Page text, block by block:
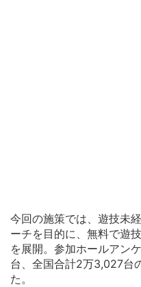
今回の施策では、遊技未
ーチを目的に、無料で遊
を展開。参加ホールアン
台、全国合計2万3,027台
た。